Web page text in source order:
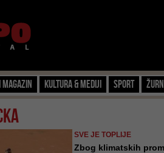
Kultura & Mediji Sport
SVE JE TOPLIJE
Zbog klimatskih